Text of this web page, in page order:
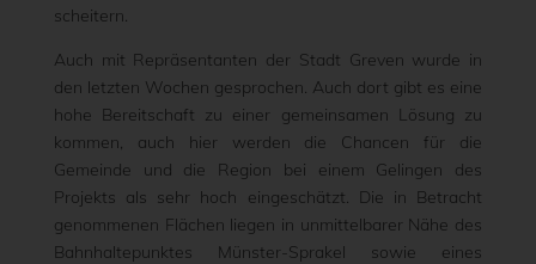
scheitern.
Auch mit Repräsentanten der Stadt Greven wurde in
den letzten Wochen gesprochen. Auch dort gibt es eine
hohe Bereitschaft zu einer gemeinsamen Lösung zu
kommen, auch hier werden die Chancen für die
Gemeinde und die Region bei einem Gelingen des
Projekts als sehr hoch eingeschätzt. Die in Betracht
genommenen Flächen liegen in unmittelbarer Nähe des
Bahnhaltepunktes Münster-Sprakel sowie eines